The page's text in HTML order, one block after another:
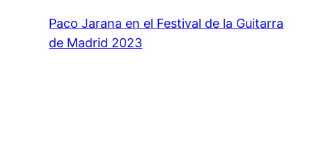
Paco Jarana en el Festival de la Guitarra
de Madrid 2023